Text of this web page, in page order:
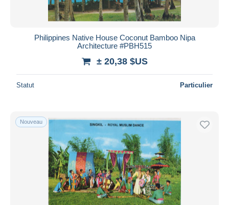
Philippines Native House Coconut Bamboo Nipa
Architecture #PBH515
± 20,38 $US
Statut Particulier
Nouveau